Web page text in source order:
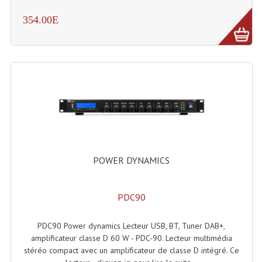
Micro Sans Fil HF VHF 200MHZ
Micros De Studio
Multi-Effets, Reverbes Etc...
Pupitre Pour Discours
Samplers, Échantillonneurs
354.00E
POWER DYNAMICS
PDC90
PDC90 Power dynamics Lecteur USB, BT, Tuner DAB+,
amplificateur classe D 60 W - PDC-90. Lecteur multimédia
stéréo compact avec un amplificateur de classe D intégré. Ce